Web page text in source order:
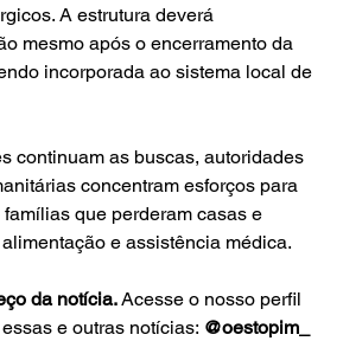
A estrutura deverá
mesmo após o encerramento da
incorporada ao sistema local de
continuam as buscas, autoridades
concentram esforços para
que perderam casas e
e assistência médica.
da notícia. Acesse o nosso perfil
e outras notícias: @oestopim_